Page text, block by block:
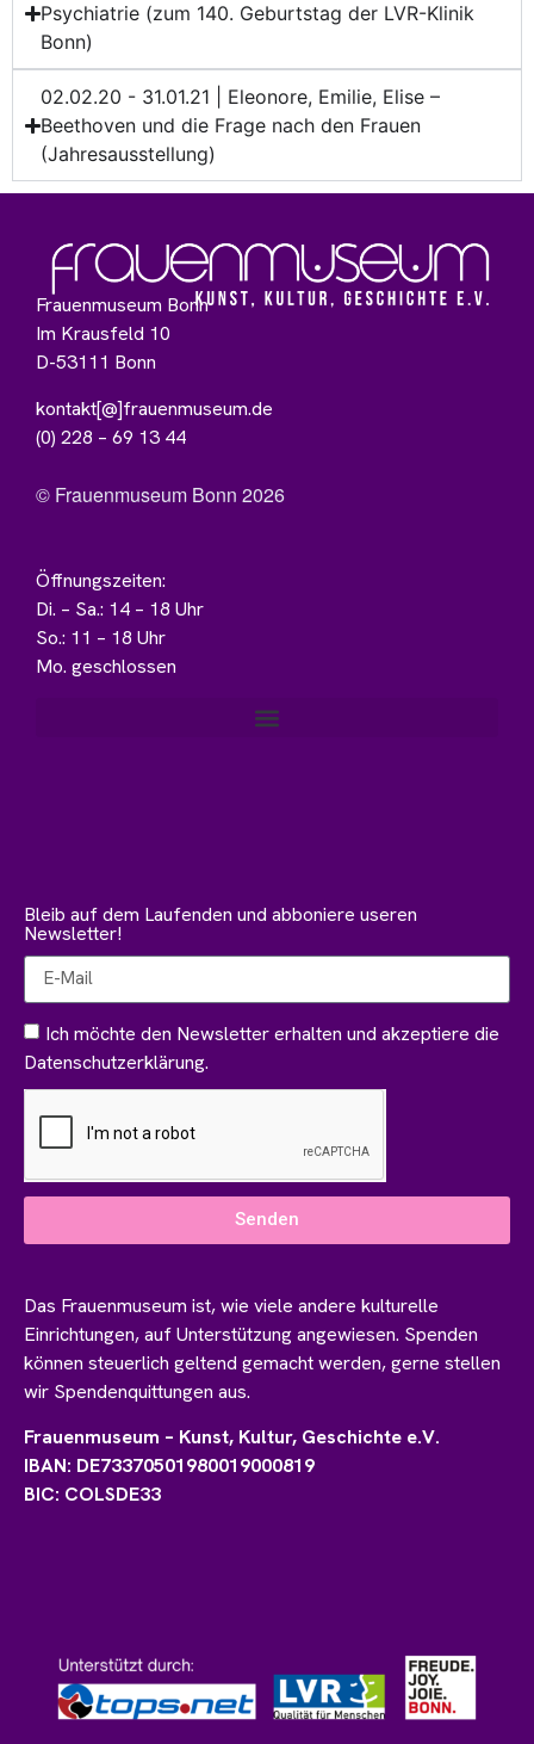
Psychiatrie (zum 140. Geburtstag der LVR-Klinik
Bonn)
02.02.20 - 31.01.21 | Eleonore, Emilie, Elise –
Beethoven und die Frage nach den Frauen
(Jahresausstellung)
Frauenmuseum Bonn
Im Krausfeld 10
D-53111 Bonn
kontakt[@]frauenmuseum.de
(0) 228 – 69 13 44
© Frauenmuseum Bonn 2026
Öffnungszeiten:
Di. – Sa.: 14 – 18 Uhr
So.: 11 – 18 Uhr
Mo. geschlossen
Bleib auf dem Laufenden und abboniere useren
Newsletter!
Ich möchte den Newsletter erhalten und akzeptiere die
Datenschutzerklärung.
Senden
Das Frauenmuseum ist, wie viele andere kulturelle
Einrichtungen, auf Unterstützung angewiesen. Spenden
können steuerlich geltend gemacht werden, gerne stellen
wir Spendenquittungen aus.
Frauenmuseum – Kunst, Kultur, Geschichte e.V.
IBAN: DE73370501980019000819
BIC: COLSDE33